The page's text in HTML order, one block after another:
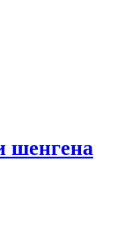
шенгена